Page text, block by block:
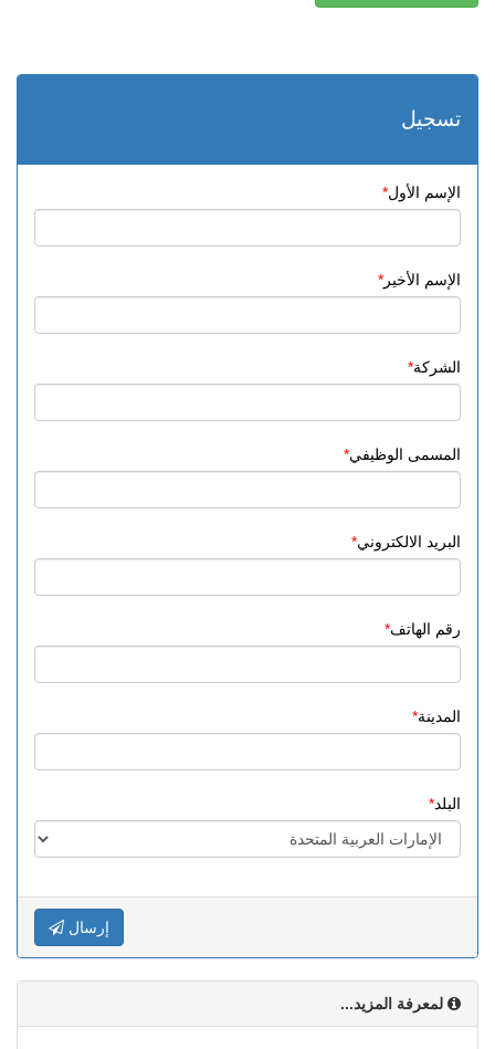
تسجيل
الإسم الأول
الإسم الأخير
الشركة
المسمى الوظيفي
البريد الالكتروني
رقم الهاتف
المدينة
البلد
إرسال
لمعرفة المزيد...